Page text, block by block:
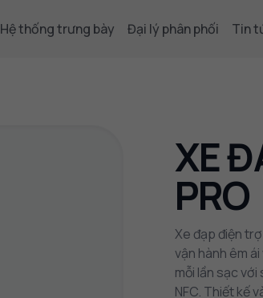
Hệ thống trưng bày Đại lý phân phối Tin
XE
PRO
Xe đạp điện
vận hành êm
mỗi lần sạc
NFC. Thiết kế